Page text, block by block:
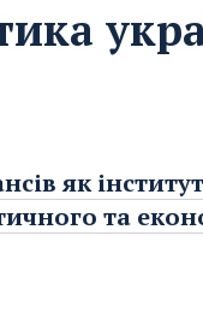
як
та